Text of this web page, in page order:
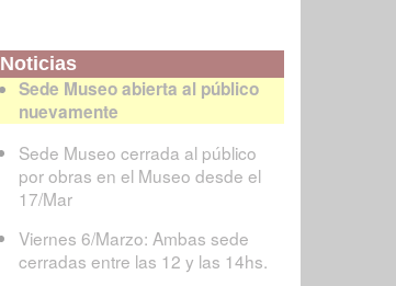
Noticias
Sede Museo abierta al público
nuevamente
Sede Museo cerrada al público
por obras en el Museo desde el
17/Mar
Viernes 6/Marzo: Ambas sede
cerradas entre las 12 y las 14hs.